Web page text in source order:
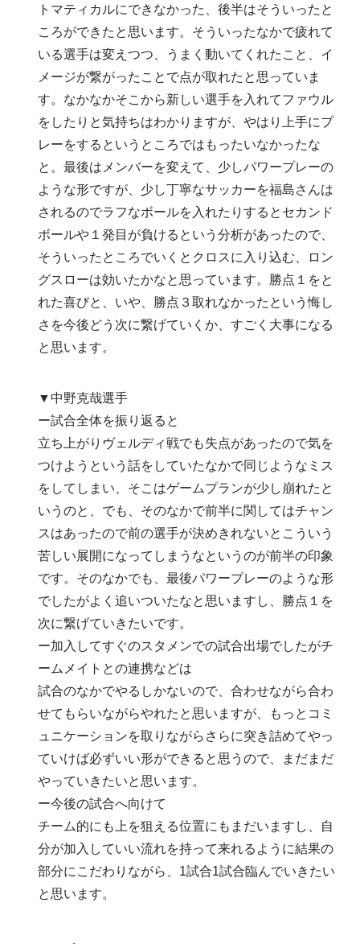
トマティカルにできなかった、後半はそういったと
ころができたと思います。そういったなかで疲れて
いる選手は変えつつ、うまく動いてくれたこと、イ
メージが繋がったことで点が取れたと思っていま
す。なかなかそこから新しい選手を入れてファウル
をしたりと気持ちはわかりますが、やはり上手にプ
レーをするというところではもったいなかったな
と。最後はメンバーを変えて、少しパワープレーの
ような形ですが、少し丁寧なサッカーを福島さんは
されるのでラフなボールを入れたりするとセカンド
ボールや１発目が負けるという分析があったので、
そういったところでいくとクロスに入り込む、ロン
グスローは効いたかなと思っています。勝点１をと
れた喜びと、いや、勝点３取れなかったという悔し
さを今後どう次に繋げていくか、すごく大事になる
と思います。
▼中野克哉選手
ー試合全体を振り返ると
立ち上がりヴェルディ戦でも失点があったので気を
つけようという話をしていたなかで同じようなミス
をしてしまい、そこはゲームプランが少し崩れたと
いうのと、でも、そのなかで前半に関してはチャン
スはあったので前の選手が決めきれないとこういう
苦しい展開になってしまうなというのが前半の印象
です。そのなかでも、最後パワープレーのような形
でしたがよく追いついたなと思いますし、勝点１を
次に繋げていきたいです。
ー加入してすぐのスタメンでの試合出場でしたがチ
ームメイトとの連携などは
試合のなかでやるしかないので、合わせながら合わ
せてもらいながらやれたと思いますが、もっとコミ
ュニケーションを取りながらさらに突き詰めてやっ
ていけば必ずいい形ができると思うので、まだまだ
やっていきたいと思います。
ー今後の試合へ向けて
チーム的にも上を狙える位置にもまだいますし、自
分が加入していい流れを持って来れるように結果の
部分にこだわりながら、1試合1試合臨んでいきたい
と思います。